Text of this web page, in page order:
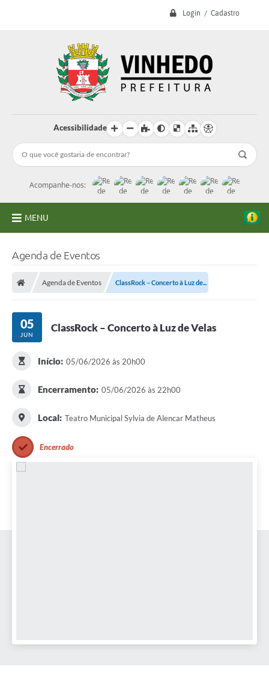
Login / Cadastro
Acessibilidade
Acompanhe-nos:
MENU
Licitações
Inclusão e Acessibilidade
Tributos Online
Cidadão
Transporte Coletivo Municipal (Horários e
Agenda de Eventos
Agenda de Eventos ClassRock – Concerto à Luz de...
05
JUN
ClassRock – Concerto à Luz de Velas
Início: 05/06/2026 às 20h00
Encerramento: 05/06/2026 às 22h00
Local: Teatro Municipal Sylvia de Alencar Matheus
Encerrado